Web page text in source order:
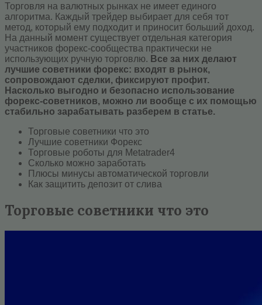
Торговля на валютных рынках не имеет единого
алгоритма. Каждый трейдер выбирает для себя тот
метод, который ему подходит и приносит больший доход.
На данный момент существует отдельная категория
участников форекс-сообщества практически не
использующих ручную торговлю. Все за них делают
лучшие советники форекс: входят в рынок,
сопровождают сделки, фиксируют профит.
Насколько выгодно и безопасно использование
форекс-советников, можно ли вообще с их помощью
стабильно зарабатывать разберем в статье.
Торговые советники что это
Лучшие советники Форекс
Торговые роботы для Metatrader4
Сколько можно заработать
Плюсы минусы автоматической торговли
Как защитить депозит от слива
Торговые советники что это